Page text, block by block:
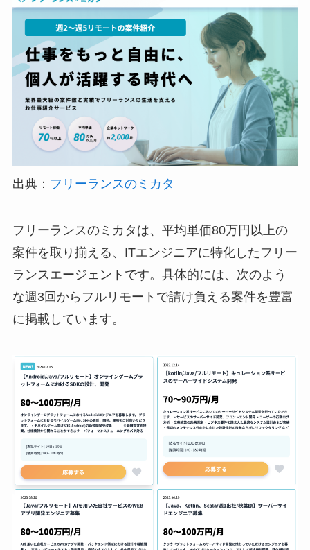
出典： フリーランスのミカタ
フリーランスのミカタは、平均単価80万円以上の
案件を取り揃える、ITエンジニアに特化したフリー
ランスエージェントです。具体的には、次のよう
な週3回からフルリモートで請け負える案件を豊富
に掲載しています。